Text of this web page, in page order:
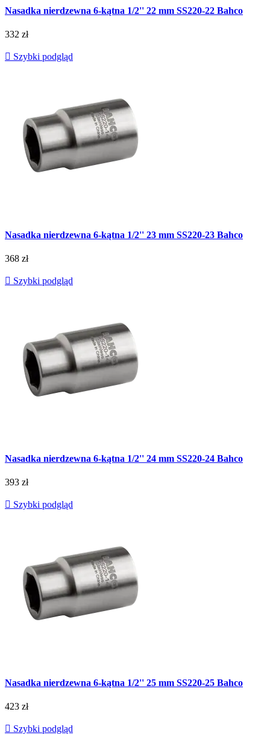
Nasadka nierdzewna 6-kątna 1/2'' 22 mm SS220-22 Bahco
332 zł
 Szybki podgląd
Nasadka nierdzewna 6-kątna 1/2'' 23 mm SS220-23 Bahco
368 zł
 Szybki podgląd
Nasadka nierdzewna 6-kątna 1/2'' 24 mm SS220-24 Bahco
393 zł
 Szybki podgląd
Nasadka nierdzewna 6-kątna 1/2'' 25 mm SS220-25 Bahco
423 zł
 Szybki podgląd